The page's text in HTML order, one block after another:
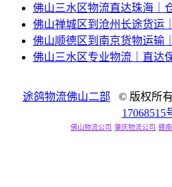
佛山三水区物流直达珠海｜
佛山禅城区到沧州长途货运
佛山顺德区到南京货物运输
佛山三水区专业物流｜直达
途鸽物流佛山二部 © 版权所有
17068515
佛山物流公司 肇庆物流公司 赣